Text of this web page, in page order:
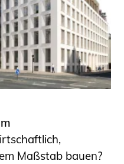
Maßstab bauen?